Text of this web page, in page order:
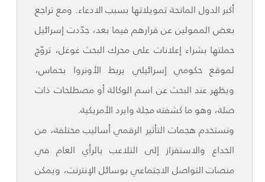
أكبر الدول المانحة تمويلاتها بسبب الادعاء. ومع تراجع
بعض الممولين عن قرارهم فيما بعد، جدّدت إسرائيل
حملتها بشراء إعلانات على محرك البحث غوغل، تروّج
لموقع حكومي إسرائيلي يربط الأونروا بحماس،
ويظهر عند البحث عن اسم الوكالة أو مصطلحات ذات
صلة، وهو ما كشفته مجلة وايرد الأمريكية.
وتستخدم هجمات التأثير الرقمي أساليب مختلفة، من
الخداع والاستفزاز إلى التلاعب بالرأي العام في
منصات التواصل الاجتماعي بوسائل الإنترنت، ويمكن